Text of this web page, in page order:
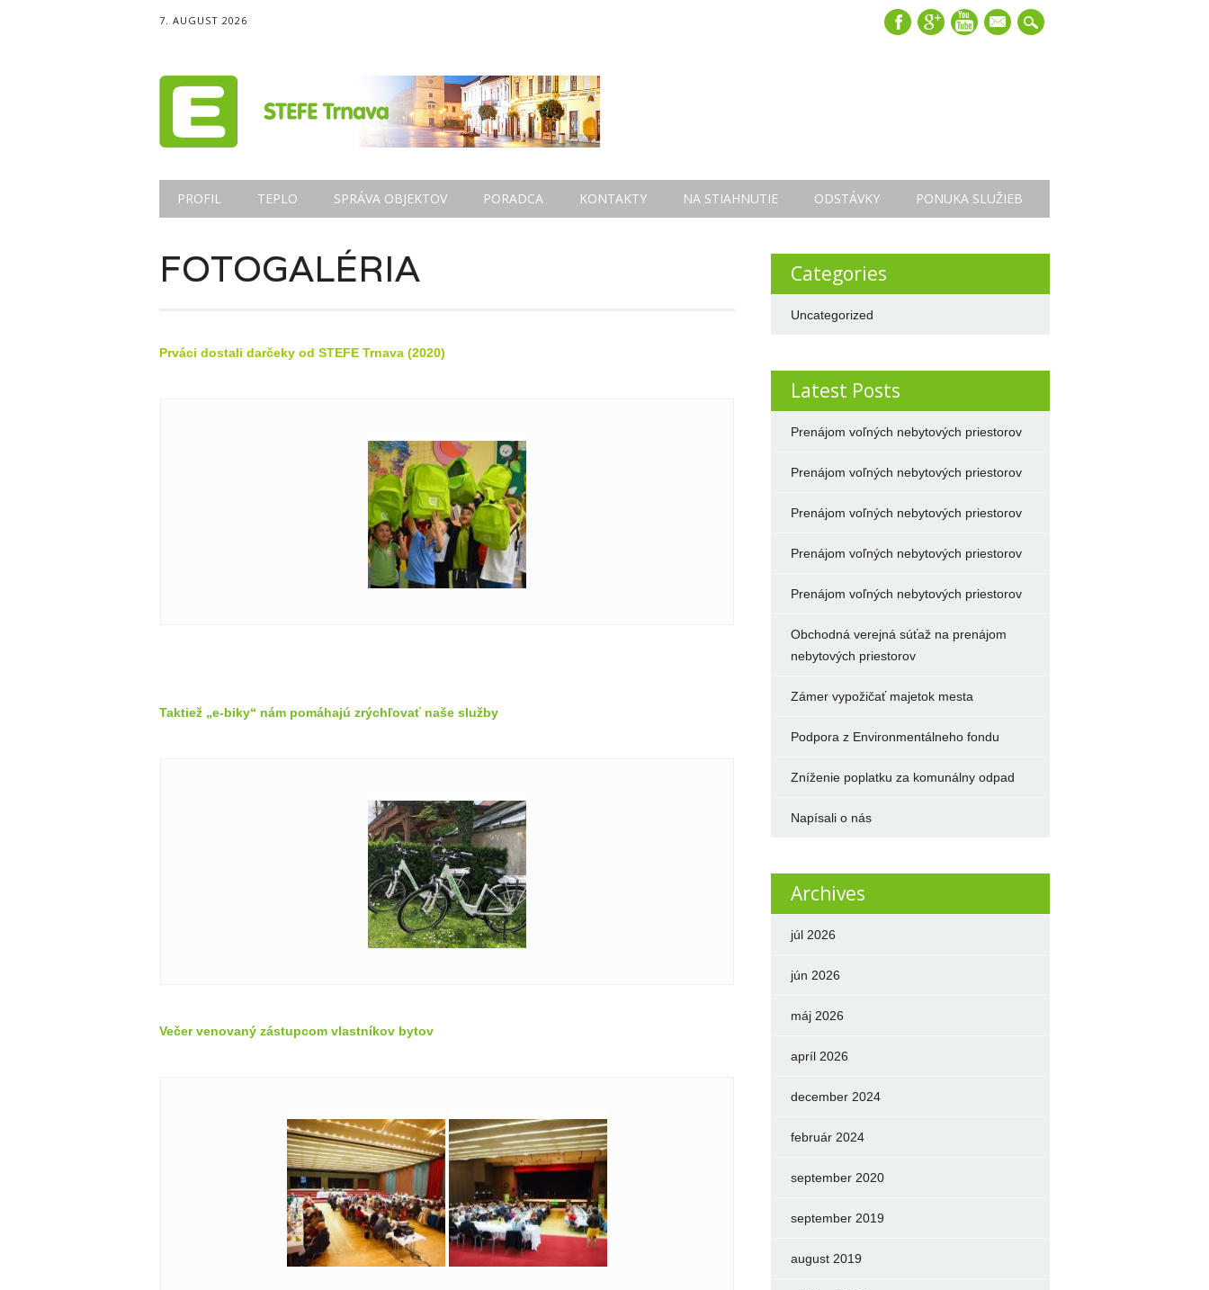
7. AUGUST 2026
mail
Main menu
PROFIL TEPLO SPRÁVA OBJEKTOV PORADCA KONTAKTY NA STIAHNUTIE ODSTÁVKY PONUKA SLUŽIEB
FOTOGALÉRIA
Prváci dostali darčeky od STEFE Trnava (2020)
Taktiež „e-biky“ nám pomáhajú zrýchľovať naše služby
Večer venovaný zástupcom vlastníkov bytov
Categories
Uncategorized
Latest Posts
Prenájom voľných nebytových priestorov
Prenájom voľných nebytových priestorov
Prenájom voľných nebytových priestorov
Prenájom voľných nebytových priestorov
Prenájom voľných nebytových priestorov
Obchodná verejná súťaž na prenájom
nebytových priestorov
Zámer vypožičať majetok mesta
Podpora z Environmentálneho fondu
Zníženie poplatku za komunálny odpad
Napísali o nás
Archives
júl 2026
jún 2026
máj 2026
apríl 2026
december 2024
február 2024
september 2020
september 2019
august 2019